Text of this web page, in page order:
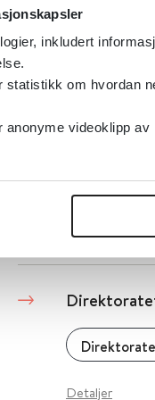
inkludert
statistikk om hvordan
videoklipp
Detaljer
Detaljer